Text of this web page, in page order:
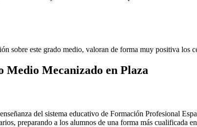
sobre este grado medio, valoran de forma muy positiva los
Medio Mecanizado en Plaza
del sistema educativo de Formación Profesional
preparando a los alumnos de una forma más cualificada